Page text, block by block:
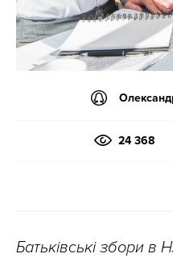
24 368
Батьківські збори в